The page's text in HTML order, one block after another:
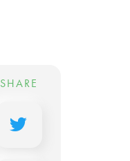
SHARE